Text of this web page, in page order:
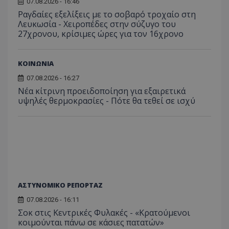
Ραγδαίες εξελίξεις με το σοβαρό τροχαίο στη
Λευκωσία - Χειροπέδες στην σύζυγο του
27χρονου, κρίσιμες ώρες για τον 16χρονο
ΚΟΙΝΩΝΙΑ
07.08.2026 - 16:27
Νέα κίτρινη προειδοποίηση για εξαιρετικά
υψηλές θερμοκρασίες - Πότε θα τεθεί σε ισχύ
ΑΣΤΥΝΟΜΙΚΟ ΡΕΠΟΡΤΑΖ
07.08.2026 - 16:11
Σοκ στις Κεντρικές Φυλακές - «Κρατούμενοι
κοιμούνται πάνω σε κάσιες πατατών»
VISITOR_PRIVACY_METADATA